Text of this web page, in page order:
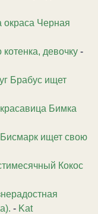
окраса Черная
девочку -
Брабус ищет
Бимка
ищет свою
Кокос
- Kat